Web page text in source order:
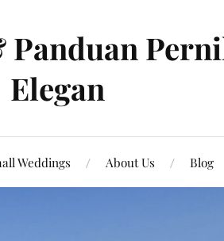
Elegan
Weddings About Us Blog